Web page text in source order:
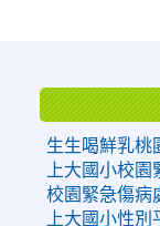
生生喝鮮乳桃
上大國小校
校園緊急傷病
上大國小性